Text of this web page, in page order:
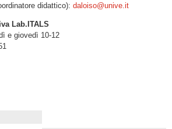
didattico): daloiso@unive.it
Lab.ITALS
e giovedì 10-12